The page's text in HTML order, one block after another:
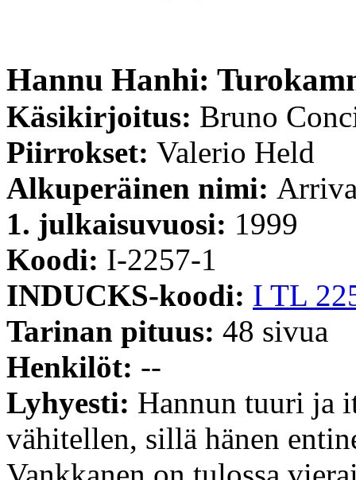
Hannu Hanhi:
Käsikirjoitus: Bruno
Piirrokset: Valerio Held
Alkuperäinen nimi:
1. julkaisuvuosi: 1999
Koodi: I-2257-1
INDUCKS-koodi: I TL
Tarinan pituus: 48 sivua
Henkilöt: --
Lyhyesti: Hannun tuuri ja
vähitellen, sillä hänen